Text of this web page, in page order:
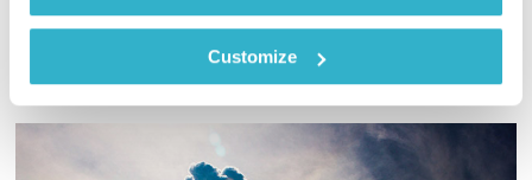
Customize